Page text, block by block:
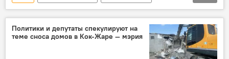
дома
незаконные постройки
перекрытие дороги
задержание
милиция
видео фото
Политики и депутаты спекулируют на
теме сноса домов в Кок-Жаре — мэрия